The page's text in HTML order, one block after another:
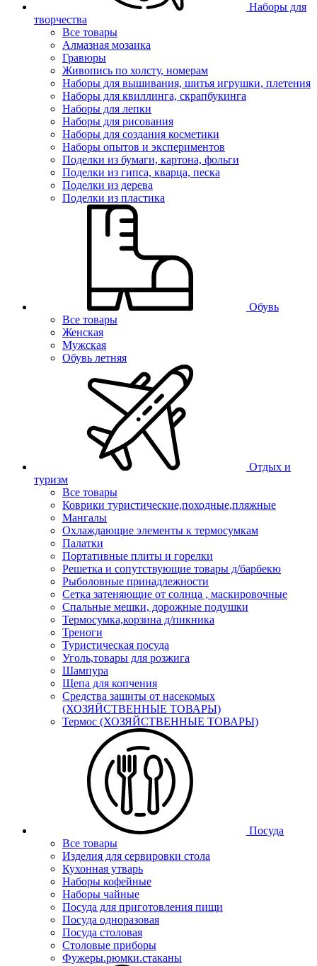
Наборы для
творчества
Все товары
Алмазная мозаика
Гравюры
Живопись по холсту, номерам
Наборы для вышивания, шитья игрушки, плетения
Наборы для квиллинга, скрапбукинга
Наборы для лепки
Наборы для рисования
Наборы для создания косметики
Наборы опытов и экспериментов
Поделки из бумаги, картона, фольги
Поделки из гипса, кварца, песка
Поделки из дерева
Поделки из пластика
Обувь
Все товары
Женская
Мужская
Обувь летняя
Отдых и
туризм
Все товары
Коврики туристические,походные,пляжные
Мангалы
Охлаждающие элементы к термосумкам
Палатки
Портативные плиты и горелки
Решетка и сопутствующие товары д/барбекю
Рыболовные принадлежности
Сетка затеняющие от солнца , маскировочные
Спальные мешки, дорожные подушки
Термосумка,корзина д/пикника
Треноги
Туристическая посуда
Уголь,товары для розжига
Шампура
Щепа для копчения
Средства защиты от насекомых
(ХОЗЯЙСТВЕННЫЕ ТОВАРЫ)
Термос (ХОЗЯЙСТВЕННЫЕ ТОВАРЫ)
Посуда
Все товары
Изделия для сервировки стола
Кухонная утварь
Наборы кофейные
Наборы чайные
Посуда для приготовления пищи
Посуда одноразовая
Посуда столовая
Столовые приборы
Фужеры.рюмки.стаканы